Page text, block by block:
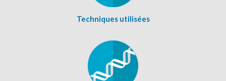
Techniques utilisées